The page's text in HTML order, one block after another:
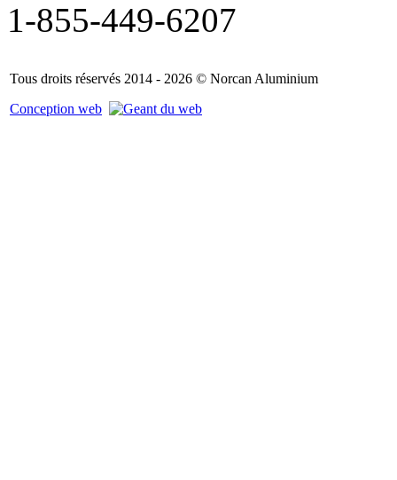
1-855-449-6207
Tous droits réservés 2014 - 2026 © Norcan Aluminium
Conception web